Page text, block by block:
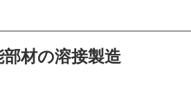
材の溶接製造